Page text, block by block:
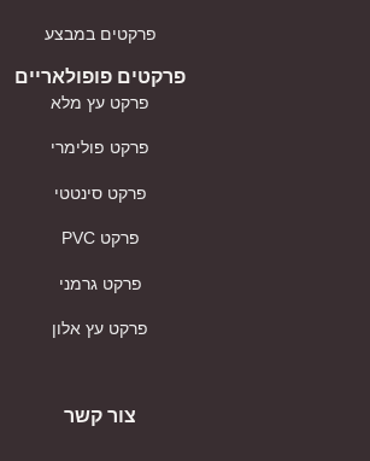
פרקטים במבצע
פרקטים פופולאריים
פרקט עץ מלא
פרקט פולימרי
פרקט סינטטי
פרקט PVC
פרקט גרמני
פרקט עץ אלון
צור קשר